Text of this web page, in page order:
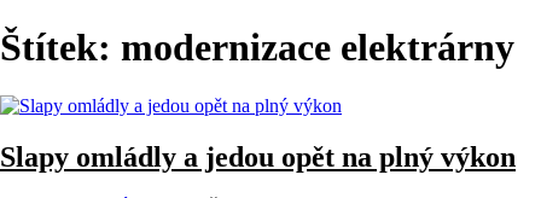
Štítek: modernizace elektrárny
Slapy omládly a jedou opět na plný výkon